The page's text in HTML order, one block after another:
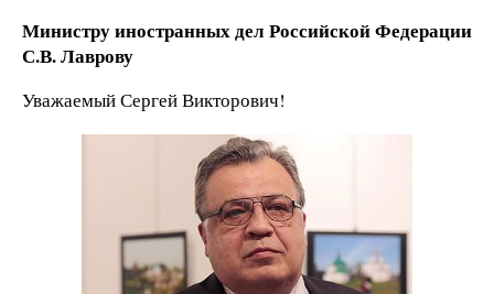
Министру иностранных дел Российской Федерации
С.В. Лаврову
Уважаемый Сергей Викторович!